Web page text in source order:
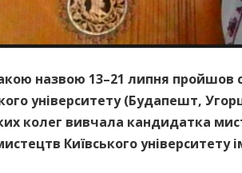
назвою 13–21 липня пройшов
університету (Будапешт,
колег вивчала кандидатка
Київського університету